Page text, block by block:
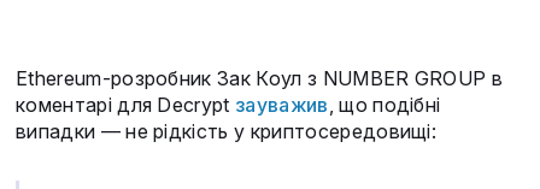
Ethereum-розробник Зак Коул з NUMBER GROUP в
коментарі для Decrypt зауважив, що подібні
випадки — не рідкість у криптосередовищі: